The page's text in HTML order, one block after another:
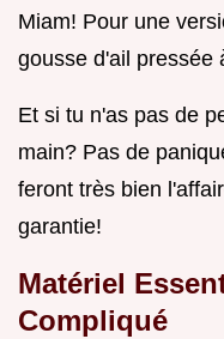
Miam! Pour une
gousse d'ail pressée
Et si tu n'as pas de
main? Pas de
feront très bien
garantie!
Matériel
Compliqué